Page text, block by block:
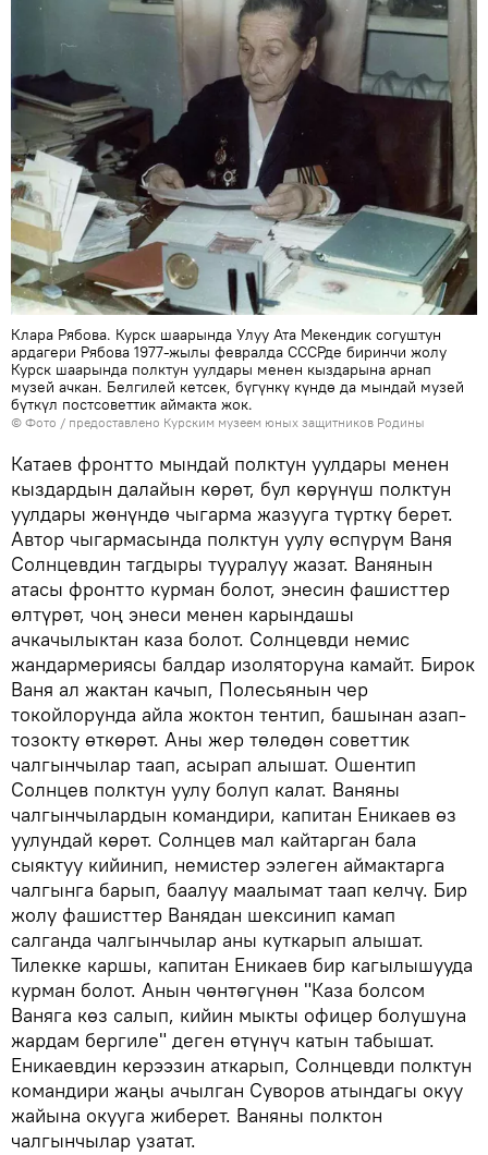
Клара Рябова. Курск шаарында Улуу Ата Мекендик согуштун
ардагери Рябова 1977-жылы февралда СССРде биринчи жолу
Курск шаарында полктун уулдары менен кыздарына арнап
музей ачкан. Белгилей кетсек, бүгүнкү күндө да мындай музей
бүткүл постсоветтик аймакта жок.
© Фото / предоставлено Курским музеем юных защитников Родины
Катаев фронтто мындай полктун уулдары менен
кыздардын далайын көрөт, бул көрүнүш полктун
уулдары жөнүндө чыгарма жазууга түрткү берет.
Автор чыгармасында полктун уулу өспүрүм Ваня
Солнцевдин тагдыры тууралуу жазат. Ванянын
атасы фронтто курман болот, энесин фашисттер
өлтүрөт, чоң энеси менен карындашы
ачкачылыктан каза болот. Солнцевди немис
жандармериясы балдар изоляторуна камайт. Бирок
Ваня ал жактан качып, Полесьянын чер
токойлорунда айла жоктон тентип, башынан азап-
тозокту өткөрөт. Аны жер төлөдөн советтик
чалгынчылар таап, асырап алышат. Ошентип
Солнцев полктун уулу болуп калат. Ваняны
чалгынчылардын командири, капитан Еникаев өз
уулундай көрөт. Солнцев мал кайтарган бала
сыяктуу кийинип, немистер ээлеген аймактарга
чалгынга барып, баалуу маалымат таап келчү. Бир
жолу фашисттер Ванядан шексинип камап
салганда чалгынчылар аны куткарып алышат.
Тилекке каршы, капитан Еникаев бир кагылышууда
курман болот. Анын чөнтөгүнөн "Каза болсом
Ваняга көз салып, кийин мыкты офицер болушуна
жардам бергиле" деген өтүнүч катын табышат.
Еникаевдин керээзин аткарып, Солнцевди полктун
командири жаңы ачылган Суворов атындагы окуу
жайына окууга жиберет. Ваняны полктон
чалгынчылар узатат.